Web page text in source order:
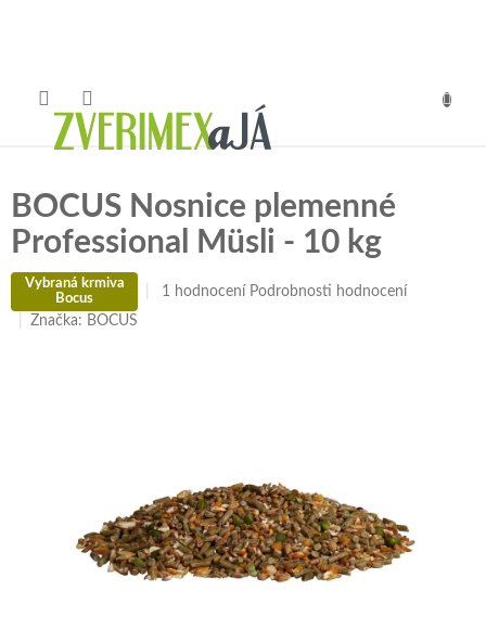
BOCUS Nosnice plemenné
Professional Müsli - 10 kg
Vybraná krmiva
Bocus
Průměrné
1 hodnocení Podrobnosti hodnocení
Značka: BOCUS